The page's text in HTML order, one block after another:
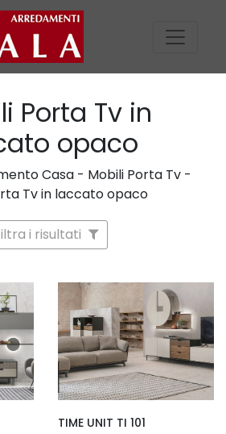
Porta Tv in
opaco
Casa - Mobili Porta Tv -
Tv in laccato opaco
i risultati
TIME UNIT TI 101